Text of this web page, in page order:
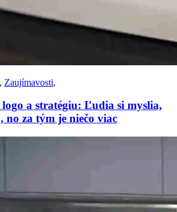
, Zaujímavosti,
logo a stratégiu: Ľudia si myslia,
no za tým je niečo viac